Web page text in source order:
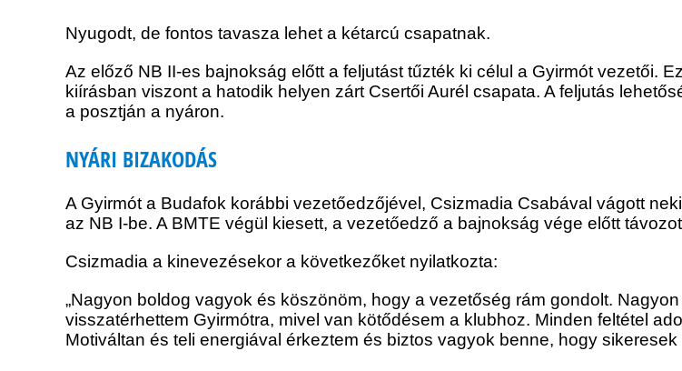
Nyugodt, de fontos tavasza lehet a kétarcú csapatnak.
Az előző NB II-es bajnokság előtt a feljutást tűzték ki célul a Gyirmót vezetői.
kiírásban viszont a hatodik helyen zárt Csertői Aurél csapata. A feljutás
a posztján a nyáron.
NYÁRI BIZAKODÁS
A Gyirmót a Budafok korábbi vezetőedzőjével, Csizmadia Csabával vágott
az NB I-be. A BMTE végül kiesett, a vezetőedző a bajnokság vége előtt
Csizmadia a kinevezésekor a következőket nyilatkozta:
„Nagyon boldog vagyok és köszönöm, hogy a vezetőség rám gondolt.
visszatérhettem Gyirmótra, mivel van kötődésem a klubhoz. Minden feltétel
Motiváltan és teli energiával érkeztem és biztos vagyok benne, hogy sikeresek